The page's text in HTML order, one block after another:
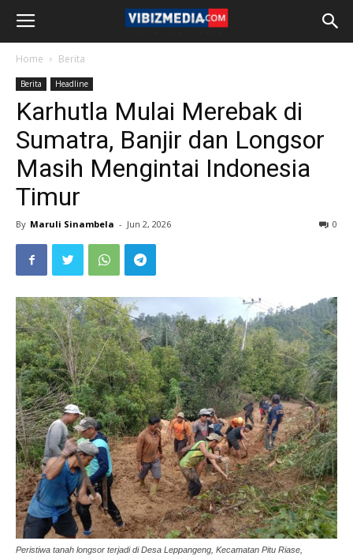
Home Berita
Berita Headline
Karhutla Mulai Merebak di
Sumatra, Banjir dan Longsor
Masih Mengintai Indonesia
Timur
By Maruli Sinambela - Jun 2, 2026 0
Peristiwa tanah longsor terjadi di Desa Leppangeng, Kecamatan Pitu Riase,